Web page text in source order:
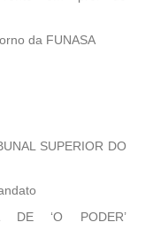
da FUNASA
SUPERIOR DO
DE ‘O PODER’